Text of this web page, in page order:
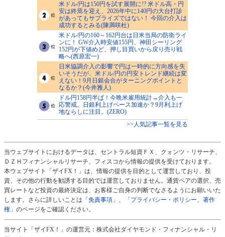
米ドル/円は150円を試す展開に!? 米ドル高・円
安は終焉を迎え、2026年中に140円の大台打診
があってもサプライズではない！ 今回の介入は
成功するとみる(陳満咲杜)
米ドル/円の160～162円台は日米当局の防衛ライ
ンに！ GW介入時安値155円、神田シーリング
152円が下値めど、押し目買いから戻り売り戦
略へ(西原宏一)
日米協調介入の影響で円は一時的に方向感を失
いそうだが、米ドル/円の円安トレンド継続は変
えない！9月日銀会合がターニングポイントと
なるか？(今井雅人)
ドル円158円半ば！今晩米雇用統計→介入も一
応警戒。日銀利上げペース加速か？9月利上げ
地ならしに注目。(ZERO)
>>人気記事一覧を見る
当ウェブサイトにおけるデータは、セントラル短資ＦＸ、クォンツ・リサーチ、
ＤＺＨフィナンシャルリサーチ、フィスコから情報の提供を受けております。
本ウェブサイト「ザイFX！」は、情報の提供を目的として運営しており、投
資、その他の行動を勧誘する目的では運営しておりません。通貨ペアの選択、売
買レートなど投資の最終決定は、お客様ご自身の判断でなさるようにお願いいた
します。さらに詳しいことは 「免責事項」 、
「プライバシー・ポリシー、著作
権」 のページをご確認ください。
当サイト「ザイFX！」の運営元：株式会社ダイヤモンド・フィナンシャル・リ